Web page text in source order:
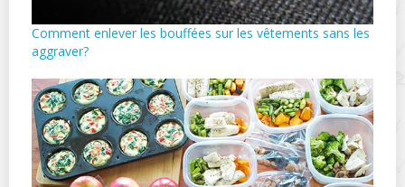
Comment enlever les bouffées sur les vêtements sans les
aggraver?